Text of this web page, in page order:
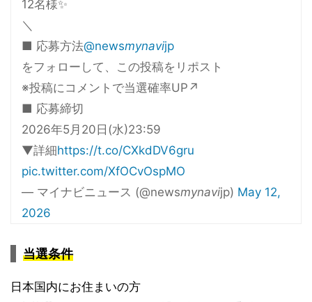
12名様✨
＼
■ 応募方法@newsmynavijp
をフォローして、この投稿をリポスト
※投稿にコメントで当選確率UP↗️
■ 応募締切
2026年5月20日(水)23:59
▼詳細https://t.co/CXkdDV6gru
pic.twitter.com/XfOCvOspMO
— マイナビニュース (@newsmynavijp) May 12,
2026
当選条件
日本国内にお住まいの方